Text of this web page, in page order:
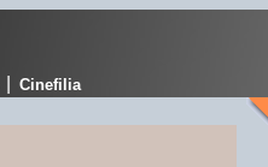
Cinefilia